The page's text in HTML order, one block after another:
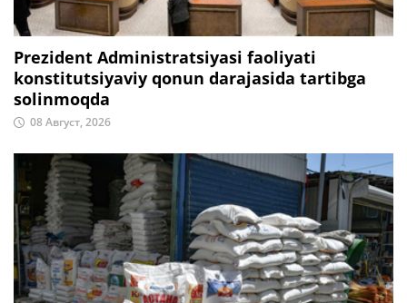
Prezident Administratsiyasi faoliyati
konstitutsiyaviy qonun darajasida tartibga
solinmoqda
08 Август, 2026